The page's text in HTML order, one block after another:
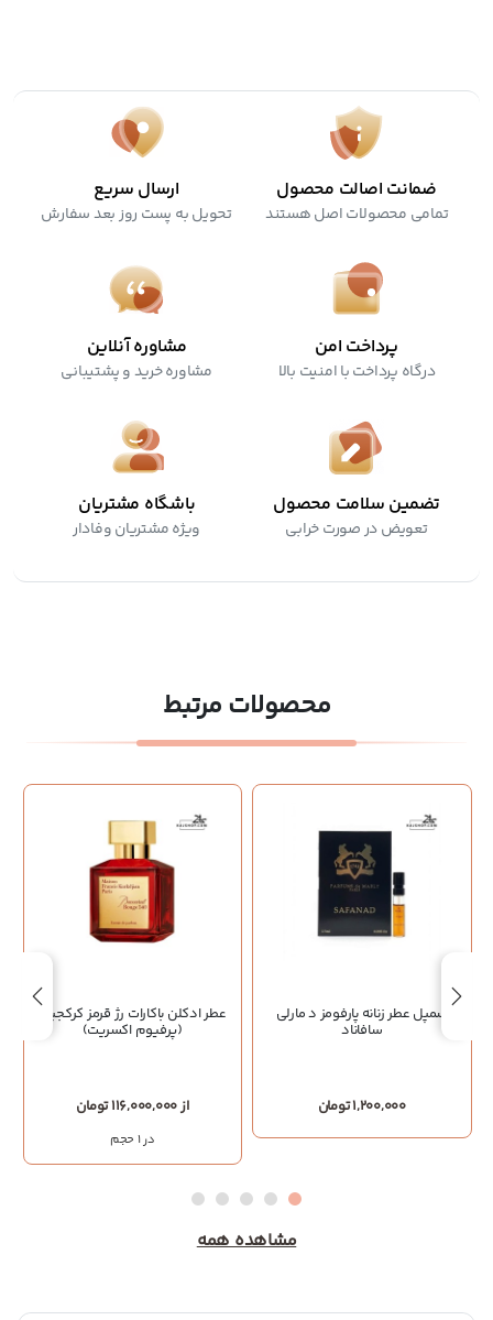
ضمانت اصالت محصول
تمامی محصولات اصل هستند
ارسال سریع
تحویل به پست روز بعد سفارش
پرداخت امن
درگاه پرداخت با امنیت بالا
مشاوره آنلاین
مشاوره خرید و پشتیبانی
تضمین سلامت محصول
تعویض در صورت خرابی
باشگاه مشتریان
ویژه مشتریان وفادار
محصولات مرتبط
سمپل عطر زنانه پارفومز د مارلی
سافاناد
1,200,000 تومان
عطر ادکلن باکارات رژ قرمز کرکجیان
(پرفیوم اکسریت)
از 116,000,000 تومان
در 1 حجم
مشاهده همه